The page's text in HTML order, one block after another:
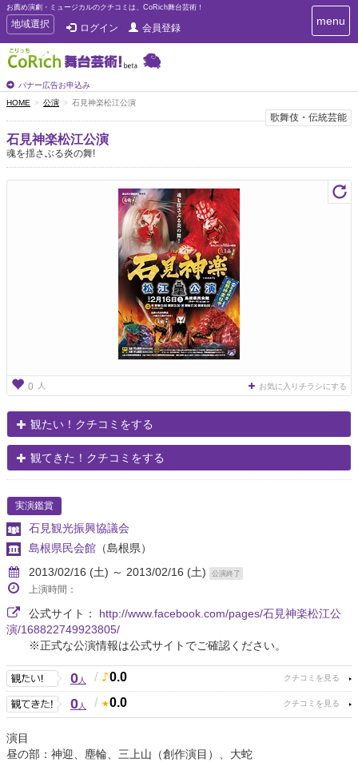
お薦め演劇・ミュージカルのクチコミは、CoRich舞台芸術！
T
o
g
g
e
n
a
v
i
g
地域選択 ログイン 会員登録
バナー広告お申込み
T
o
n
g
menu
HOME 公演 石見神楽松江公演
歌舞伎・伝統芸能
石見神楽松江公演
魂を揺さぶる炎の舞!
0 人 お気に入りチラシにする
観たい！クチコミをする
観てきた！クチコミをする
実演鑑賞
石見観光振興協議会
島根県民会館 （島根県）
2013/02/16 (土) ～ 2013/02/16 (土)
公演終了
上演時間：
公式サイト： http://www.facebook.com/pages/石見神楽松江公
演/168822749923805/
※正式な公演情報は公式サイトでご確認ください。
0人 / 0.0
0人 / 0.0
演目
昼の部：神迎、塵輪、三上山（創作演目）、大蛇